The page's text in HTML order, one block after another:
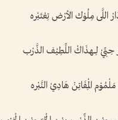
اللَّى مِلُوْك الأرْض تِعْتَبْره
لِـــهذَاكْ اللِّطِيْف الذَّرْب
الْمِفَاتِنْ هَادِيْ النَّبْره